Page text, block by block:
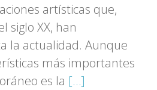
artísticas que,
siglo XX, han
la actualidad. Aunque
más importantes
es la […]